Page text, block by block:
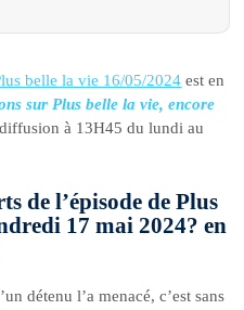
belle la vie 16/05/2024 est en
sur Plus belle la vie, encore
à 13H45 du lundi au
de l’épisode de Plus
17 mai 2024? en
détenu l’a menacé, c’est sans